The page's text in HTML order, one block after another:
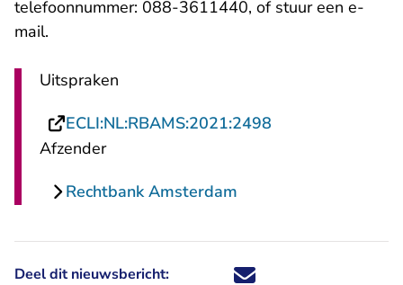
telefoonnummer: 088-3611440, of stuur een e-
mail- U verlaat Rechtspraak.nl
.
Uitspraken
ECLI:NL:RBAMS:2021:2498
Afzender
Rechtbank Amsterdam
Deel dit nieuwsbericht: Deel dit nieuwsbericht via X -
Deel dit nieuwsbericht via
Deel dit nieuwsbericht
Deel dit